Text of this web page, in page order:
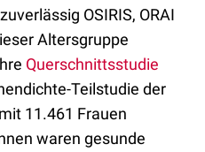
OSIRIS, ORAI
Altersgruppe
Querschnittsstudie
Teilstudie der
11.461 Frauen
waren gesunde